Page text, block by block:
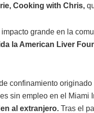
Cooking with Chris,
grande en la
la American Liver
confinamiento
sin empleo en el Miami
al extranjero. Tras el